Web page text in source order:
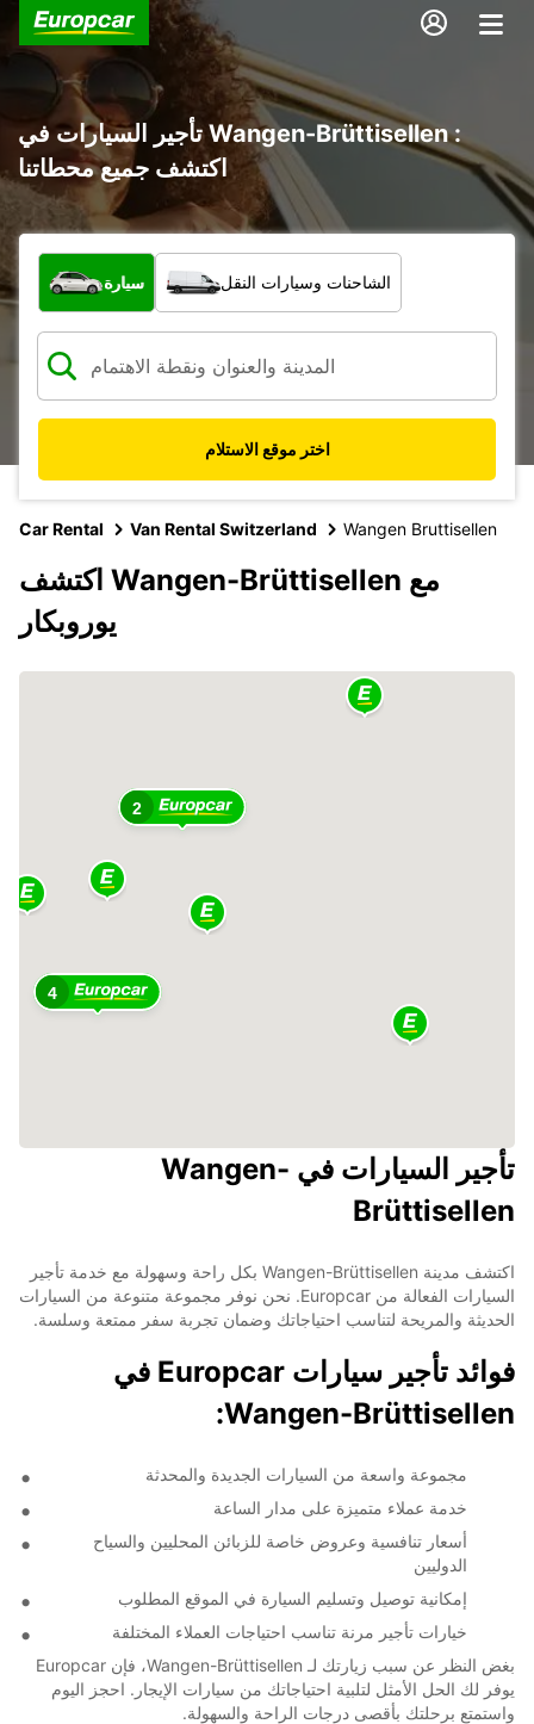
تأجير السيارات في Wangen-Brüttisellen :
اكتشف جميع محطاتنا
ما نوع المركبة؟
سيارة الشاحنات وسيارات النقل
اختر موقع الاستلام
Car Rental Van Rental Switzerland Wangen Bruttisellen
اكتشف Wangen-Brüttisellen مع
يوروبكار
2
4
تأجير السيارات في Wangen-
Brüttisellen
اكتشف مدينة Wangen-Brüttisellen بكل راحة وسهولة مع خدمة تأجير
السيارات الفعالة من Europcar. نحن نوفر مجموعة متنوعة من السيارات
الحديثة والمريحة لتناسب احتياجاتك وضمان تجربة سفر ممتعة وسلسة.
فوائد تأجير سيارات Europcar في
Wangen-Brüttisellen:
مجموعة واسعة من السيارات الجديدة والمحدثة
خدمة عملاء متميزة على مدار الساعة
أسعار تنافسية وعروض خاصة للزبائن المحليين والسياح
الدوليين
إمكانية توصيل وتسليم السيارة في الموقع المطلوب
خيارات تأجير مرنة تناسب احتياجات العملاء المختلفة
بغض النظر عن سبب زيارتك لـ Wangen-Brüttisellen، فإن Europcar
يوفر لك الحل الأمثل لتلبية احتياجاتك من سيارات الإيجار. احجز اليوم
واستمتع برحلتك بأقصى درجات الراحة والسهولة.